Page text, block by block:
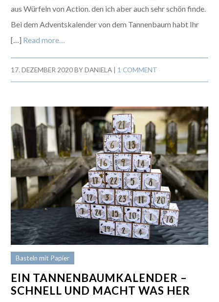
aus Würfeln von Action. den ich aber auch sehr schön finde.
Bei dem Adventskalender von dem Tannenbaum habt Ihr
[…] Read more…
17. DEZEMBER 2020BYDANIELA 1 COMMENT
Basteln mit Papier
EIN TANNENBAUMKALENDER –
SCHNELL UND MACHT WAS HER